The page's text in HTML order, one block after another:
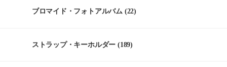
ブロマイド・フォトアルバム (22)
ストラップ・キーホルダー (189)